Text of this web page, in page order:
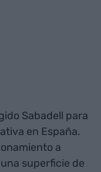
Sabadell para
en España.
a
superficie de